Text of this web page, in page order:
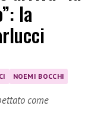
la
NOEMI BOCCHI
come